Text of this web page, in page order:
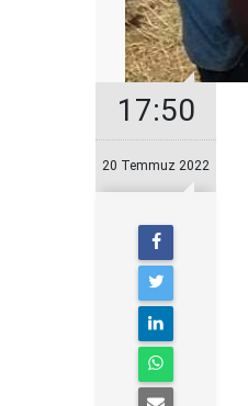
17:50
20 Temmuz 2022